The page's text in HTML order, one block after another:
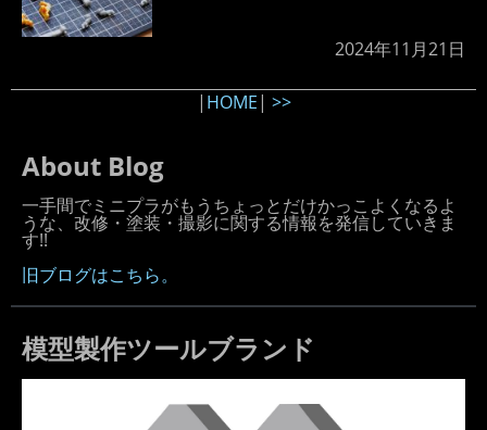
2024年11月21日
| HOME| >>
About Blog
一手間でミニプラがもうちょっとだけかっこよくなるよ
うな、改修・塗装・撮影に関する情報を発信していきま
す!!
旧ブログはこちら。
模型製作ツールブランド